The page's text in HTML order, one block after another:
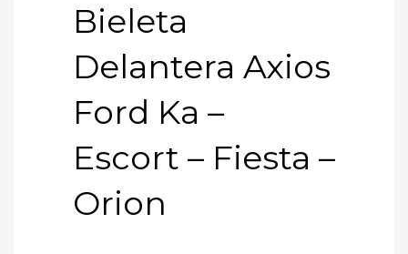
Bieleta
Delantera Axios
Ford Ka –
Escort – Fiesta –
Orion